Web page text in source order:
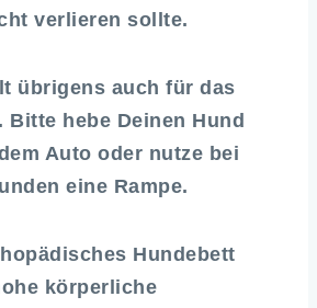
verlieren sollte.
übrigens auch für das
Bitte hebe Deinen Hund
Auto oder nutze bei
eine Rampe.
Hundebett
körperliche